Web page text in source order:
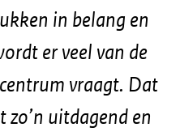
in belang en
er veel van de
vraagt. Dat
uitdagend en